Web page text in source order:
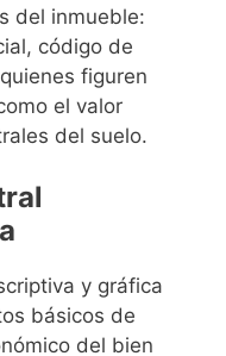
del inmueble:
código de
figuren
el valor
del suelo.
y gráfica
básicos de
del bien